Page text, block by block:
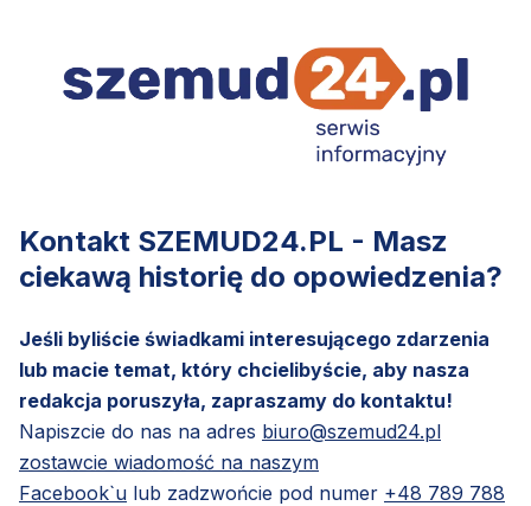
Kontakt SZEMUD24.PL - Masz
ciekawą historię do opowiedzenia?
Jeśli byliście świadkami interesującego zdarzenia
lub macie temat, który chcielibyście, aby nasza
redakcja poruszyła, zapraszamy do kontaktu!
Napiszcie do nas na adres biuro@szemud24.pl
zostawcie wiadomość na naszym
Facebook`u lub zadzwońcie pod numer +48 789 788